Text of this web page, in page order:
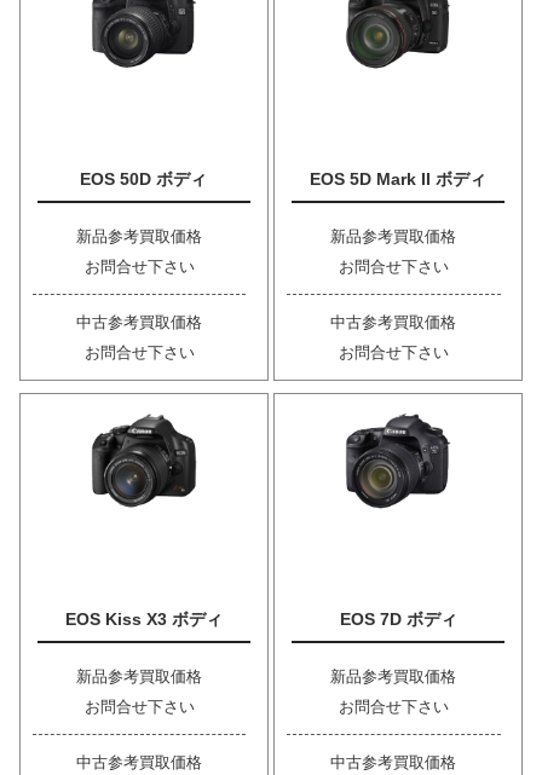
EOS 50D ボディ
新品参考買取価格
お問合せ下さい
中古参考買取価格
お問合せ下さい
EOS 5D Mark II ボディ
新品参考買取価格
お問合せ下さい
中古参考買取価格
お問合せ下さい
EOS Kiss X3 ボディ
新品参考買取価格
お問合せ下さい
中古参考買取価格
EOS 7D ボディ
新品参考買取価格
お問合せ下さい
中古参考買取価格